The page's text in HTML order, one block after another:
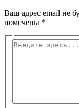
Ваш адрес email не
помечены *
Введите